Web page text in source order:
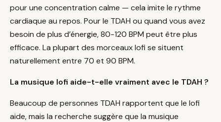
pour une concentration calme — cela imite le rythme
cardiaque au repos. Pour le TDAH ou quand vous avez
besoin de plus d’énergie, 80-120 BPM peut être plus
efficace. La plupart des morceaux lofi se situent
naturellement entre 70 et 90 BPM.
La musique lofi aide-t-elle vraiment avec le TDAH ?
Beaucoup de personnes TDAH rapportent que le lofi
aide, mais la recherche suggère que la musique